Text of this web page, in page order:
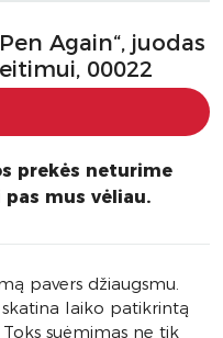
Again“, juodas
00022
prekės neturime
mus vėliau.
pavers džiaugsmu.
laiko patikrintą
suėmimas ne tik